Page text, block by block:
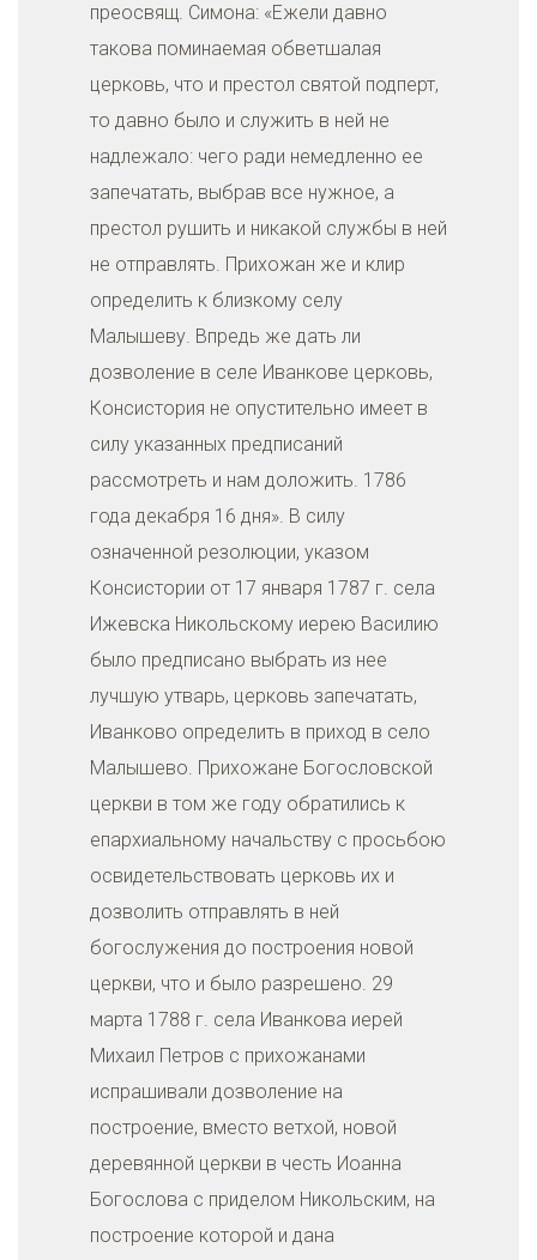
преосвящ. Симона: «Ежели давно
такова поминаемая обветшалая
церковь, что и престол святой подперт,
то давно было и служить в ней не
надлежало: чего ради немедленно ее
запечатать, выбрав все нужное, а
престол рушить и никакой службы в ней
не отправлять. Прихожан же и клир
определить к близкому селу
Малышеву. Впредь же дать ли
дозволение в селе Иванкове церковь,
Консистория не опустительно имеет в
силу указанных предписаний
рассмотреть и нам доложить. 1786
года декабря 16 дня». В силу
означенной резолюции, указом
Консистории от 17 января 1787 г. села
Ижевска Никольскому иерею Василию
было предписано выбрать из нее
лучшую утварь, церковь запечатать,
Иванково определить в приход в село
Малышево. Прихожане Богословской
церкви в том же году обратились к
епархиальному начальству с просьбою
освидетельствовать церковь их и
дозволить отправлять в ней
богослужения до построения новой
церкви, что и было разрешено. 29
марта 1788 г. села Иванкова иерей
Михаил Петров с прихожанами
испрашивали дозволение на
построение, вместо ветхой, новой
деревянной церкви в честь Иоанна
Богослова с приделом Никольским, на
построение которой и дана